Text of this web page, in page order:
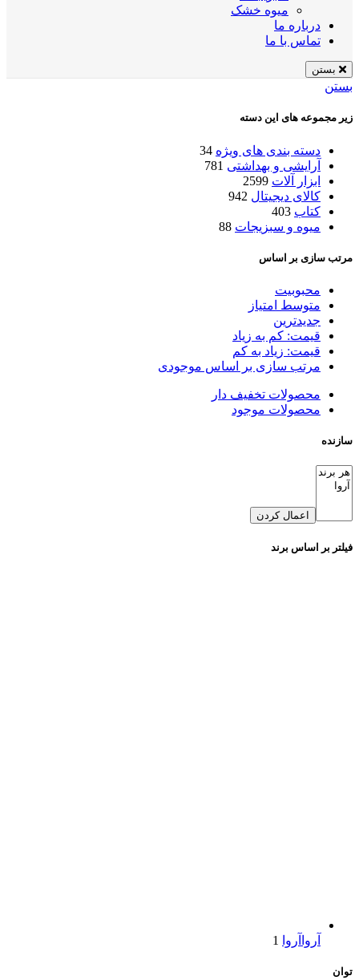
میوه خشک
درباره ما
تماس با ما
بستن
بستن
زیر مجموعه های این دسته
دسته بندی های ویژه 34
آرایشی و بهداشتی 781
ابزار آلات 2599
کالای دیجیتال 942
کتاب 403
میوه و سبزیجات 88
مرتب سازی بر اساس
محبوبیت
متوسط امتیاز
جدیدترین
قیمت: کم به زیاد
قیمت: زیاد به کم
مرتب سازی بر اساس موجودی
محصولات تخفیف دار
محصولات موجود
سازنده
اعمال کردن
فیلتر بر اساس برند
آروا آروا 1
توان